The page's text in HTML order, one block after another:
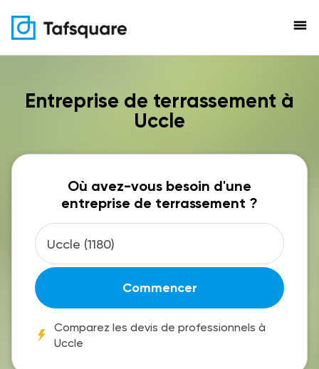
menu
Entreprise de terrassement à
Uccle
Où avez-vous besoin d'une
entreprise de terrassement ?
Commencer
Comparez les devis de professionnels à
Uccle